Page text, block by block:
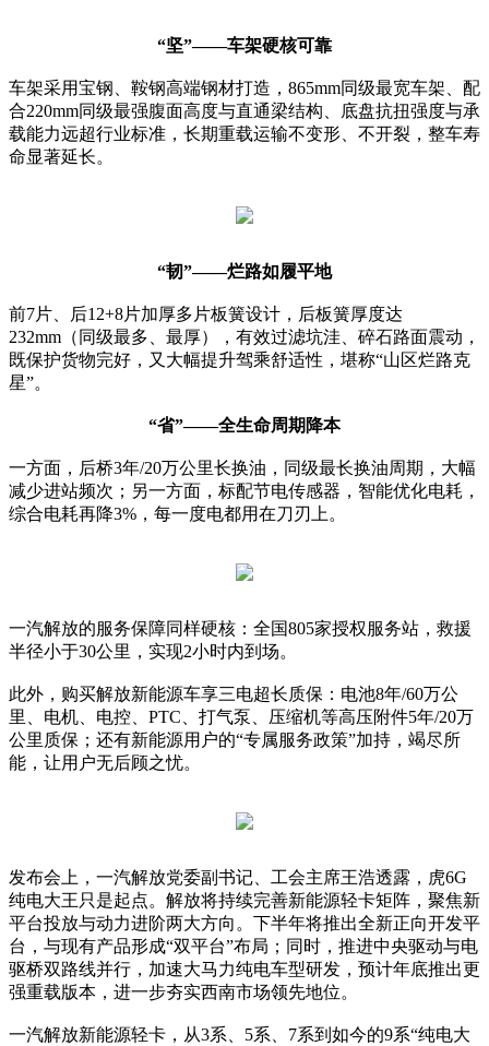
“坚”——车架硬核可靠
车架采用宝钢、鞍钢高端钢材打造，865mm同级最宽车架、配
合220mm同级最强腹面高度与直通梁结构、底盘抗扭强度与承
载能力远超行业标准，长期重载运输不变形、不开裂，整车寿
命显著延长。
“韧”——烂路如履平地
前7片、后12+8片加厚多片板簧设计，后板簧厚度达
232mm（同级最多、最厚），有效过滤坑洼、碎石路面震动，
既保护货物完好，又大幅提升驾乘舒适性，堪称“山区烂路克
星”。
“省”——全生命周期降本
一方面，后桥3年/20万公里长换油，同级最长换油周期，大幅
减少进站频次；另一方面，标配节电传感器，智能优化电耗，
综合电耗再降3%，每一度电都用在刀刃上。
一汽解放的服务保障同样硬核：全国805家授权服务站，救援
半径小于30公里，实现2小时内到场。
此外，购买解放新能源车享三电超长质保：电池8年/60万公
里、电机、电控、PTC、打气泵、压缩机等高压附件5年/20万
公里质保；还有新能源用户的“专属服务政策”加持，竭尽所
能，让用户无后顾之忧。
发布会上，一汽解放党委副书记、工会主席王浩透露，虎6G
纯电大王只是起点。解放将持续完善新能源轻卡矩阵，聚焦新
平台投放与动力进阶两大方向。下半年将推出全新正向开发平
台，与现有产品形成“双平台”布局；同时，推进中央驱动与电
驱桥双路线并行，加速大马力纯电车型研发，预计年底推出更
强重载版本，进一步夯实西南市场领先地位。
一汽解放新能源轻卡，从3系、5系、7系到如今的9系“纯电大